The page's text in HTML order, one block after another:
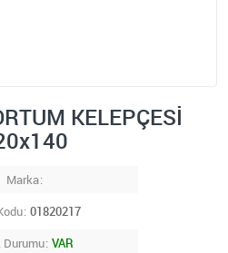
KELEPÇESİ
Marka
01820217
Durumu VAR